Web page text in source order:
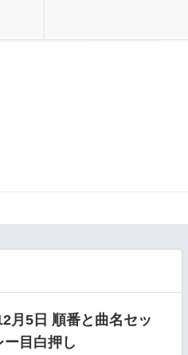
月5日 順番と曲名セッ
ー目白押し